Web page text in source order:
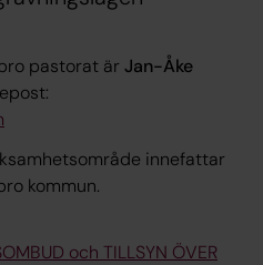
pastorat är Jan-Åke
innefattar
kommun.
och TILLSYN ÖVER